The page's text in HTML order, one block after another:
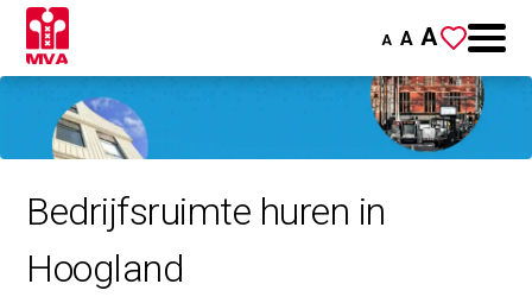
A A A
Bedrijfsruimte huren in
Hoogland